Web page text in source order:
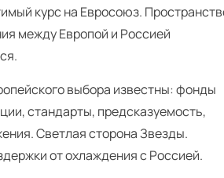
курс на Евросоюз.
между Европой и Россией
выбора известны: фонды
стандарты, предсказуемость,
Светлая сторона Звезды.
от охлаждения с Россией.